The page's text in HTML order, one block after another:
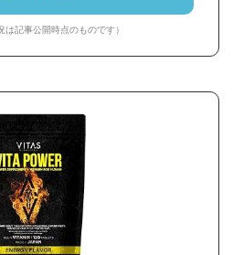
は記事公開時点のものです）